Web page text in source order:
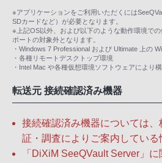
※アプリケーションをご利用いただくには
SDカードなど）が必要となります。
※上記OS以外、および以下のような動作環境で
ポートの対象外となります。
・Windows 7 Professional および Ultimate 上の
・各種リモートデスクトップ環境
・Intel Mac や各種仮想環境ソフトウェアにより
転送元 接続確認済み機器
接続確認済み機器については
証・調査によりご案内している
「DiXiM SeeQVault Server」に